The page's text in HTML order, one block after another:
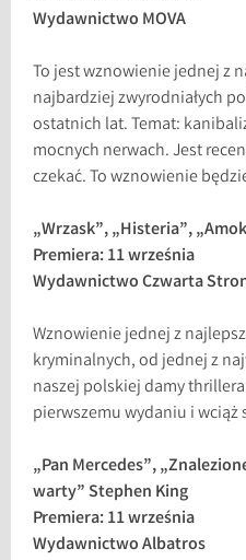
Wydawnictwo MOVA
To jest wznowienie jednej z
najbardziej zwyrodniałych
ostatnich lat. Temat:
mocnych nerwach. Jest
czekać. To wznowienie
„Wrzask”, „Histeria”,
Premiera: 11 września
Wydawnictwo Czwarta
Wznowienie jednej z
kryminalnych, od jednej z
naszej polskiej damy
pierwszemu wydaniu i wciąż
„Pan Mercedes”,
warty” Stephen King
Premiera: 11 września
Wydawnictwo Albatros